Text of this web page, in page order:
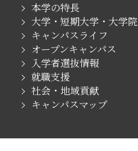
本学の特長
大学・短期大学・大学院
キャンパスライフ
オープンキャンパス
入学者選抜情報
就職支援
社会・地域貢献
キャンパスマップ